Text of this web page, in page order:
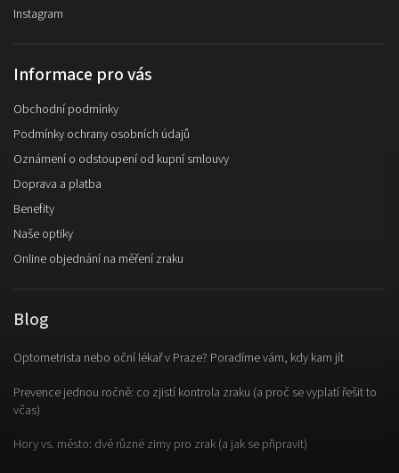
Instagram
Informace pro vás
Obchodní podmínky
Podmínky ochrany osobních údajů
Oznámení o odstoupení od kupní smlouvy
Doprava a platba
Benefity
Naše optiky
Online objednání na měření zraku
Blog
Optometrista nebo oční lékař v Praze? Poradíme vám, kdy kam jít
Prevence jednou ročně: co zjistí kontrola zraku (a proč se vyplatí řešit to
včas)
Hory vs. město: dvě různé zimy pro zrak (a jak se připravit)